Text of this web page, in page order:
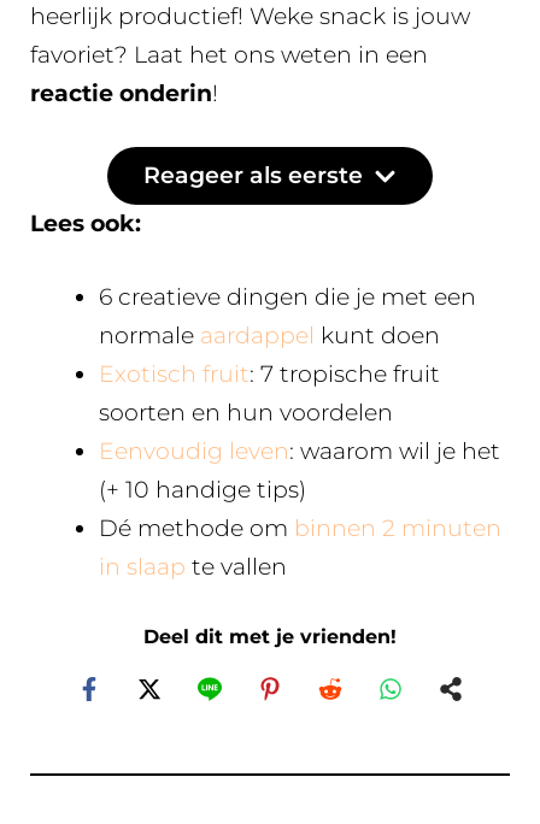
heerlijk productief! Weke snack is jouw
favoriet? Laat het ons weten in een
reactie onderin!
Reageer als eerste
Lees ook:
6 creatieve dingen die je met een
normale aardappel kunt doen
Exotisch fruit: 7 tropische fruit
soorten en hun voordelen
Eenvoudig leven: waarom wil je het
(+ 10 handige tips)
Dé methode om binnen 2 minuten
in slaap te vallen
Deel dit met je vrienden!